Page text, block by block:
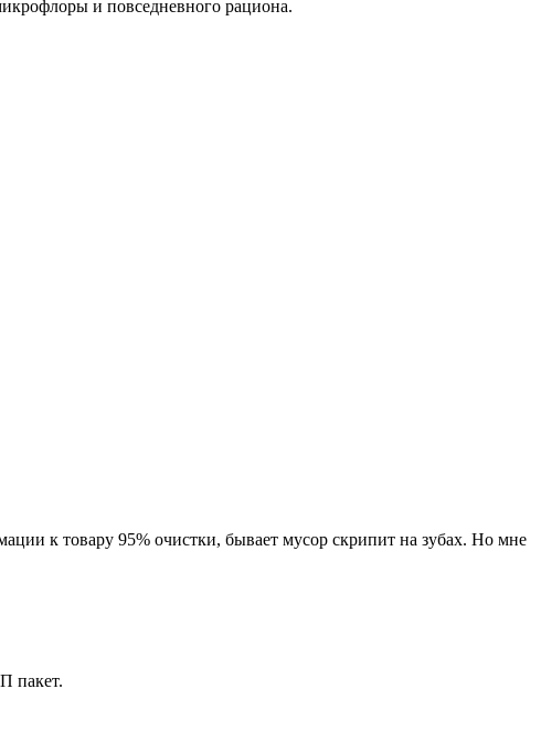
и повседневного рациона.
к товару 95% очистки, бывает мусор скрипит на зубах. Но мне
пакет.